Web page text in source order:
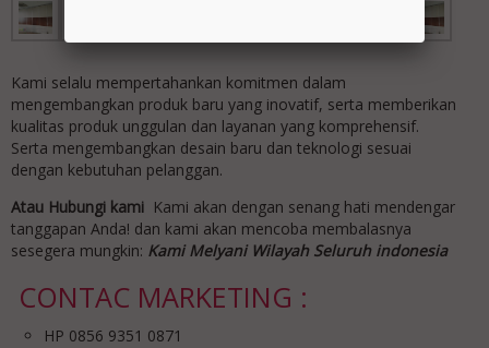
Kami selalu mempertahankan komitmen dalam
mengembangkan produk baru yang inovatif, serta memberikan
kualitas produk unggulan dan layanan yang komprehensif.
Serta mengembangkan desain baru dan teknologi sesuai
dengan kebutuhan pelanggan.
Atau Hubungi kami Kami akan dengan senang hati mendengar
tanggapan Anda! dan kami akan mencoba membalasnya
sesegera mungkin: Kami Melyani Wilayah Seluruh indonesia
CONTAC MARKETING :
HP 0856 9351 0871